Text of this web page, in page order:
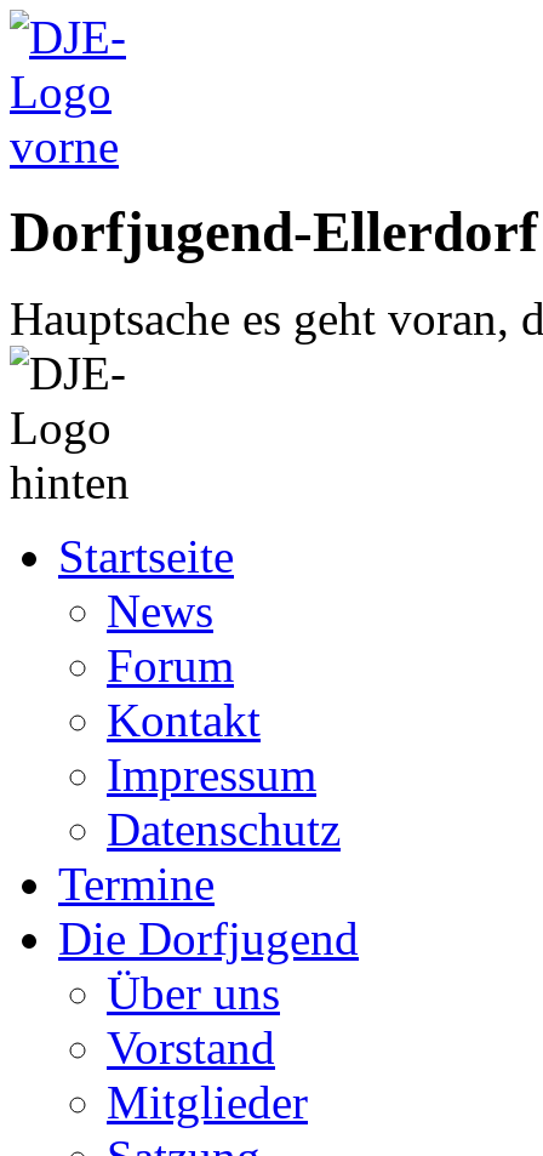
Dorfjugend-Ellerdorf
Hauptsache es geht
Startseite
News
Forum
Kontakt
Impressum
Datenschutz
Termine
Die Dorfjugend
Über uns
Vorstand
Mitglieder